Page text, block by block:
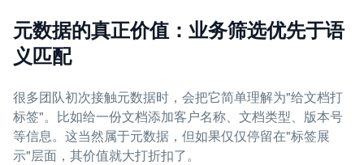
元数据的真正价值：业务筛选优先于语
义匹配
很多团队初次接触元数据时，会把它简单理解为"给文档打
标签"。比如给一份文档添加客户名称、文档类型、版本号
等信息。这当然属于元数据，但如果仅仅停留在"标签展
示"层面，其价值就大打折扣了。